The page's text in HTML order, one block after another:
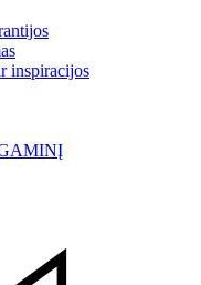
inspiracijos